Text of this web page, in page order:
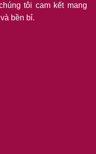
tôi cam kết mang
bền bỉ.